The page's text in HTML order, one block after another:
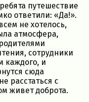
путешествие
ответили: «Да!».
не хотелось,
атмосфера,
сотрудники
каждого, и
сюда
расстаться с
живет доброта.